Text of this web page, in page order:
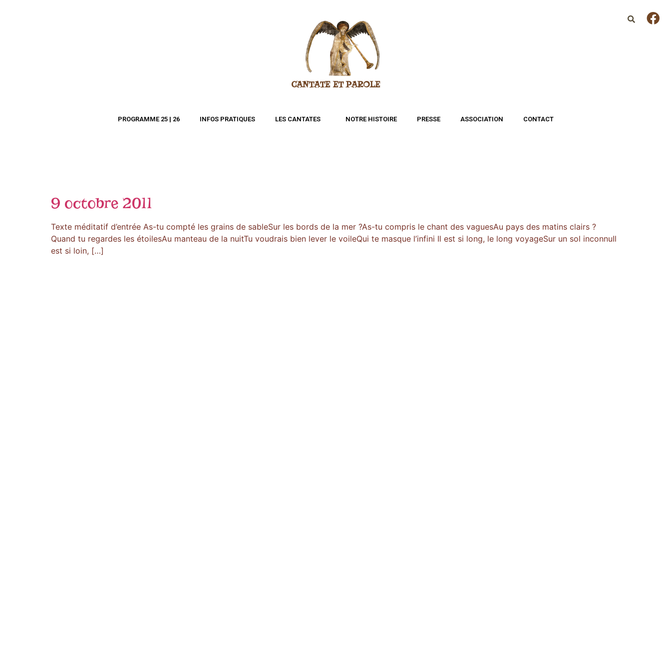
CANTATE ET PAROLE
PROGRAMME 25 | 26 INFOS PRATIQUES LES CANTATES NOTRE HISTOIRE PRESSE ASSOCIATION CONTACT
9 octobre 2011
Texte méditatif d’entrée As-tu compté les grains de sableSur les bords de la mer ?As-tu compris le chant des vaguesAu pays des matins clairs ?
Quand tu regardes les étoilesAu manteau de la nuitTu voudrais bien lever le voileQui te masque l’infini Il est si long, le long voyageSur un sol inconnuIl
est si loin, […]